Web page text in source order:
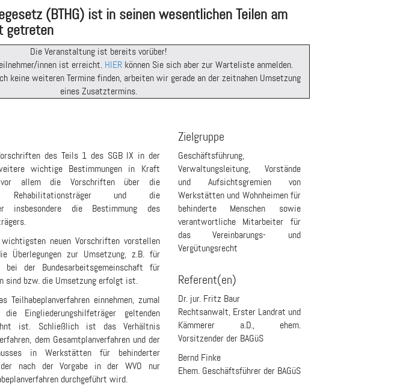
(BTHG) ist in seinen wesentlichen Teilen am
getreten
Die Veranstaltung ist bereits vorüber!
innen ist erreicht. HIER können Sie sich aber zur Warteliste anmelden.
keine weiteren Termine finden, arbeiten wir gerade an der zeitnahen Umsetzung
eines Zusatztermins.
des Teils 1 des SGB IX in der
wichtige Bestimmungen in Kraft
allem die Vorschriften über die
Rehabilitationsträger und die
insbesondere die Bestimmung des
neuen Vorschriften vorstellen
Überle­gungen zur Umsetzung, z.B. für
bei der Bundesarbeitsgemeinschaft für
sind bzw. die Umsetzung erfolgt ist.
Teilhabeplanverfahren einnehmen, zumal
Eingliederungshilfeträger geltenden
ist. Schließlich ist das Verhältnis
dem Gesamtplanverfahren und der
in Werkstätten für behinderter
nach der Vorgabe in der WVO nur
durchgeführt wird.
Zielgruppe
Geschäftsführung,
Verwaltungsleitung, Vorstände
und Aufsichtsgremien von
Werkstätten und Wohnheimen für
behinderte Menschen sowie
verantwortliche Mitarbeiter für
das Vereinbarungs- und
Vergütungsrecht
Referent(en)
Dr. jur. Fritz Baur
Rechtsanwalt, Erster Landrat und
Kämmerer a.D., ehem.
Vorsitzender der BAGüS
Bernd Finke
Ehem. Geschäftsführer der BAGüS